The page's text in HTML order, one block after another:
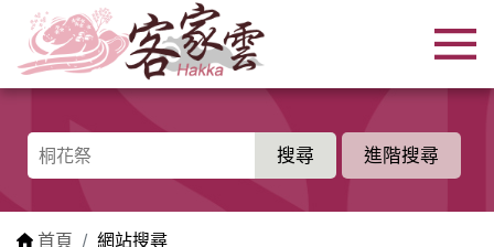
跳到主要內容區塊
::: 進階搜尋
首頁 網站搜尋